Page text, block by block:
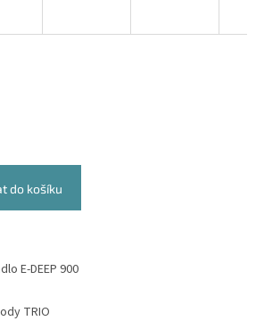
do košíku
E-DEEP 900
TRIO